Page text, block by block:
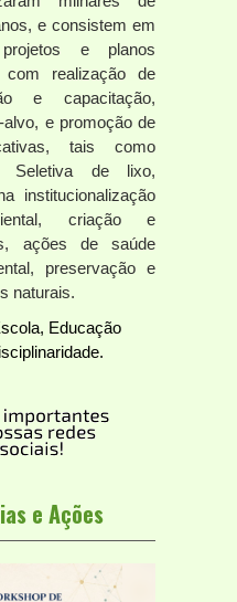
e consistem em
e planos
realização de
e capacitação,
e promoção de
tais como
Seletiva de lixo,
institucionalização
criação e
ações de saúde
preservação e
naturais.
Educação
e Ações